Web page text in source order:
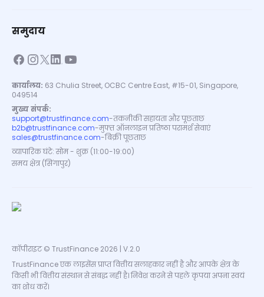
समुदाय
कार्यालय: 63 Chulia Street, OCBC Centre East, #15-01, Singapore,
049514
मुख्य संपर्क:
support@trustfinance.com-तकनीकी सहायता और पूछताछ
b2b@trustfinance.com-मुफ्त ऑनलाइन प्रतिष्ठा परामर्श सेवाएं
sales@trustfinance.com-बिक्री पूछताछ
व्यापारिक घंटे: सोम - शुक्र (11:00-19:00)
समय क्षेत्र (सिंगापुर)
कॉपीराइट © TrustFinance 2026 | V.2.0
TrustFinance एक लाइसेंस प्राप्त वित्तीय सलाहकार नहीं है और आपके क्षेत्र के
किसी भी वित्तीय संस्थान से संबद्ध नहीं है। निवेश करने से पहले कृपया अपना स्वयं
का शोध करें।